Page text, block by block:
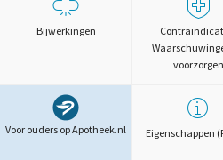
Bijwerkingen
voorzorgen
Voor ouders op Apotheek.nl Eigenschappen